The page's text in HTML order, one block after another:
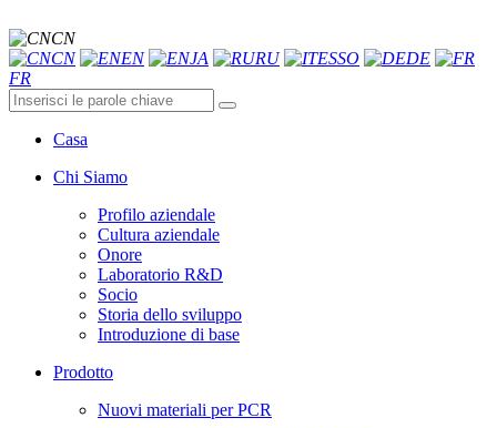
CN
CN
EN JA RU ESSO
DE
FR
Casa
Chi Siamo
Profilo aziendale
Cultura aziendale
Onore
Laboratorio R&D
Socio
Storia dello sviluppo
Introduzione di base
Prodotto
Nuovi materiali per PCR